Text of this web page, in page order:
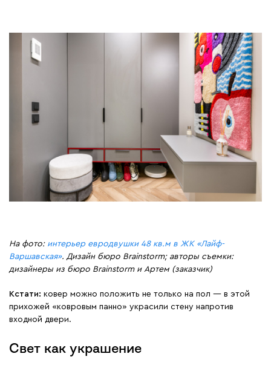
На фото: интерьер евродвушки 48 кв.м в ЖК «Лайф-
Варшавская». Дизайн бюро Brainstorm; авторы съемки:
дизайнеры из бюро Brainstorm и Артем (заказчик)
Кстати: ковер можно положить не только на пол — в этой
прихожей «ковровым панно» украсили стену напротив
входной двери.
Свет как украшение